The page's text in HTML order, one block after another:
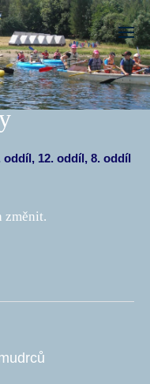
oddíl, 12. oddíl, 8. oddíl
změnit.